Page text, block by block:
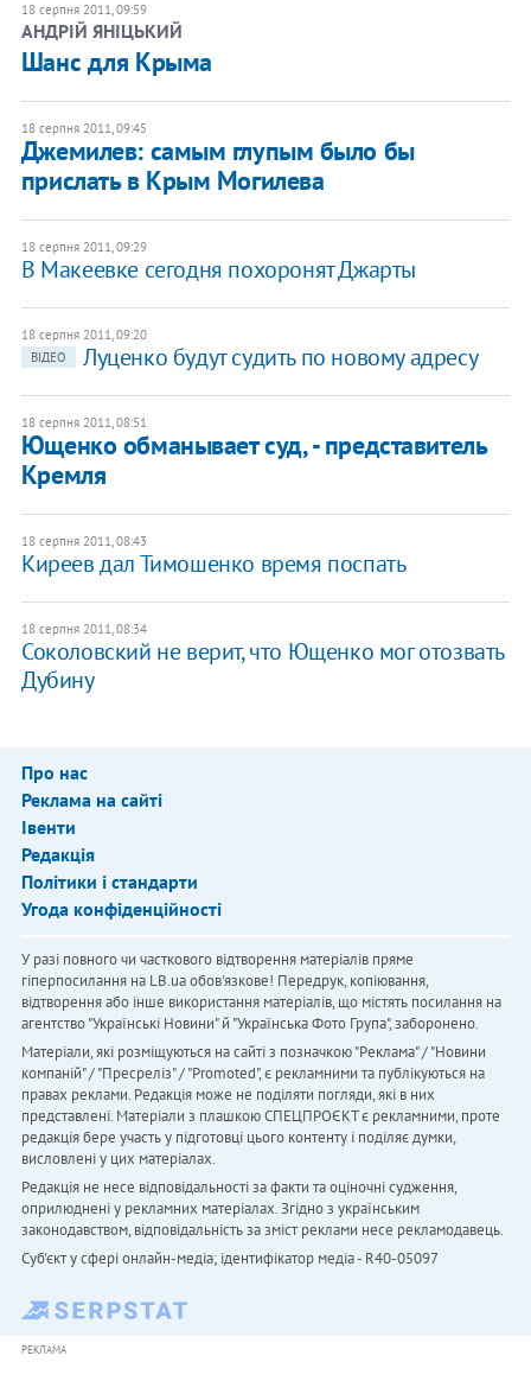
18 серпня 2011, 09:59
АНДРІЙ ЯНІЦЬКИЙ
Шанс для Крыма
18 серпня 2011, 09:45
Джемилев: самым глупым было бы
прислать в Крым Могилева
18 серпня 2011, 09:29
В Макеевке сегодня похоронят Джарты
18 серпня 2011, 09:20
ВІДЕО
Луценко будут судить по новому адресу
18 серпня 2011, 08:51
Ющенко обманывает суд, - представитель
Кремля
18 серпня 2011, 08:43
Киреев дал Тимошенко время поспать
18 серпня 2011, 08:34
Соколовский не верит, что Ющенко мог отозвать
Дубину
Про нас
Реклама на сайті
Івенти
Редакція
Політики і стандарти
Угода конфіденційності
У разі повного чи часткового відтворення матеріалів пряме
гіперпосилання на LB.ua обов'язкове! Передрук, копіювання,
відтворення або інше використання матеріалів, що містять посилання на
агентство "Українськi Новини" й "Українська Фото Група", заборонено.
Матеріали, які розміщуються на сайті з позначкою "Реклама" / "Новини
компаній" / "Пресреліз" / "Promoted", є рекламними та публікуються на
правах реклами. Редакція може не поділяти погляди, які в них
представлені. Матеріали з плашкою СПЕЦПРОЄКТ є рекламними, проте
редакція бере участь у підготовці цього контенту і поділяє думки,
висловлені у цих матеріалах.
Редакція не несе відповідальності за факти та оціночні судження,
оприлюднені у рекламних матеріалах. Згідно з українським
законодавством, відповідальність за зміст реклами несе рекламодавець.
Cуб'єкт у сфері онлайн-медіа; ідентифікатор медіа - R40-05097
РЕКЛАМА